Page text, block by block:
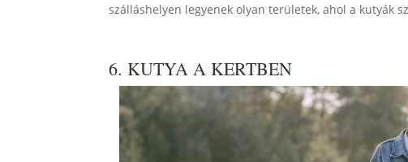
szálláshelyen legyenek olyan területek, ahol a kutyák
6. KUTYA A KERTBEN